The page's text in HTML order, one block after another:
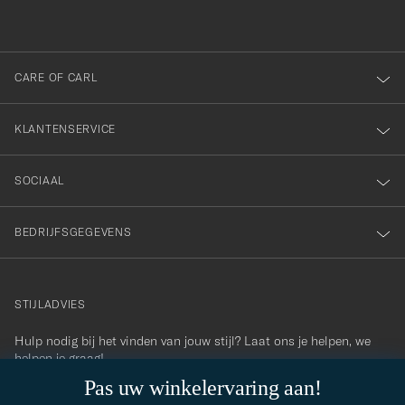
Pas uw winkelervaring aan!
onze
nieuwsbrief!
CARE OF CARL
KLANTENSERVICE
SOCIAAL
BEDRIJFSGEGEVENS
contact@careofcarl.com
STIJLADVIES
Hulp nodig bij het vinden van jouw stijl? Laat ons je helpen, we
helpen je graag!
STIJLADVIES